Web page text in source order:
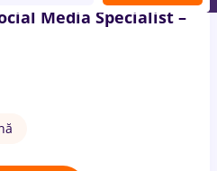
Media Specialist –